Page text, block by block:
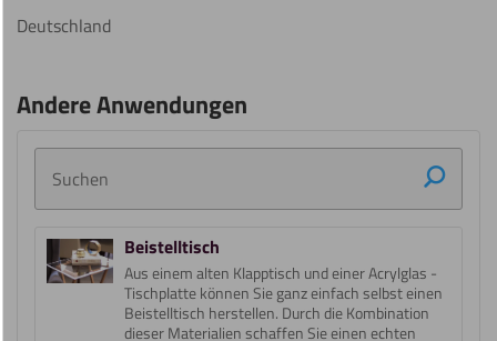
Deutschland
Andere Anwendungen
Beistelltisch
Aus einem alten Klapptisch und einer Acrylglas -
Tischplatte können Sie ganz einfach selbst einen
Beistelltisch herstellen. Durch die Kombination
dieser Materialien schaffen Sie einen echten